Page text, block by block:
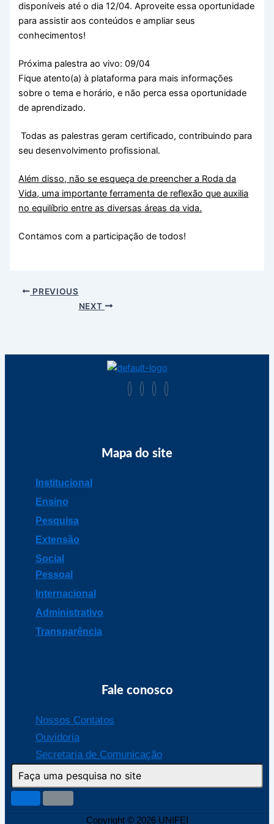
disponíveis até o dia 12/04. Aproveite essa oportunidade
para assistir aos conteúdos e ampliar seus
conhecimentos!
Próxima palestra ao vivo: 09/04
Fique atento(a) à plataforma para mais informações
sobre o tema e horário, e não perca essa oportunidade
de aprendizado.
Todas as palestras geram certificado, contribuindo para
seu desenvolvimento profissional.
Além disso, não se esqueça de preencher a Roda da
Vida, uma importante ferramenta de reflexão que auxilia
no equilíbrio entre as diversas áreas da vida.
Contamos com a participação de todos!
PREVIOUS
NEXT
Mapa do site
Institucional
Ensino
Pesquisa
Extensão
Social
Pessoal
Internacional
Administrativo
Transparência
Fale conosco
Nossos Contatos
Ouvidoria
Secretaria de Comunicação
Copyright © 2026 UNIFEI